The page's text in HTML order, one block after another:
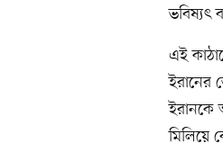
ভবিষ্যৎ
এই
ইরানের
ইরানকে
মিলিয়ে